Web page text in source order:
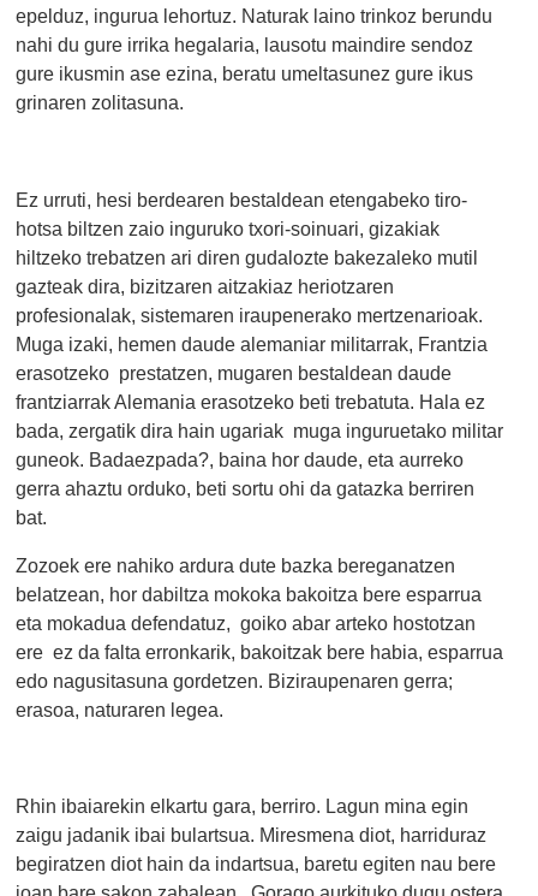
epelduz, ingurua lehortuz. Naturak laino trinkoz berundu
nahi du gure irrika hegalaria, lausotu maindire sendoz
gure ikusmin ase ezina, beratu umeltasunez gure ikus
grinaren zolitasuna.
Ez urruti, hesi berdearen bestaldean etengabeko tiro-
hotsa biltzen zaio inguruko txori-soinuari, gizakiak
hiltzeko trebatzen ari diren gudalozte bakezaleko mutil
gazteak dira, bizitzaren aitzakiaz heriotzaren
profesionalak, sistemaren iraupenerako mertzenarioak.
Muga izaki, hemen daude alemaniar militarrak, Frantzia
erasotzeko prestatzen, mugaren bestaldean daude
frantziarrak Alemania erasotzeko beti trebatuta. Hala ez
bada, zergatik dira hain ugariak muga inguruetako militar
guneok. Badaezpada?, baina hor daude, eta aurreko
gerra ahaztu orduko, beti sortu ohi da gatazka berriren
bat.
Zozoek ere nahiko ardura dute bazka bereganatzen
belatzean, hor dabiltza mokoka bakoitza bere esparrua
eta mokadua defendatuz, goiko abar arteko hostotzan
ere ez da falta erronkarik, bakoitzak bere habia, esparrua
edo nagusitasuna gordetzen. Biziraupenaren gerra;
erasoa, naturaren legea.
Rhin ibaiarekin elkartu gara, berriro. Lagun mina egin
zaigu jadanik ibai bulartsua. Miresmena diot, harriduraz
begiratzen diot hain da indartsua, baretu egiten nau bere